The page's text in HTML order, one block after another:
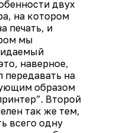
двух
на котором
печать, и
мы
наверное,
передавать на
образом
Второй
так же тем,
всего одну